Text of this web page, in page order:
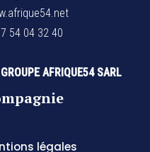
54 04 32 40
GROUPE AFRIQUE54 SARL
légales